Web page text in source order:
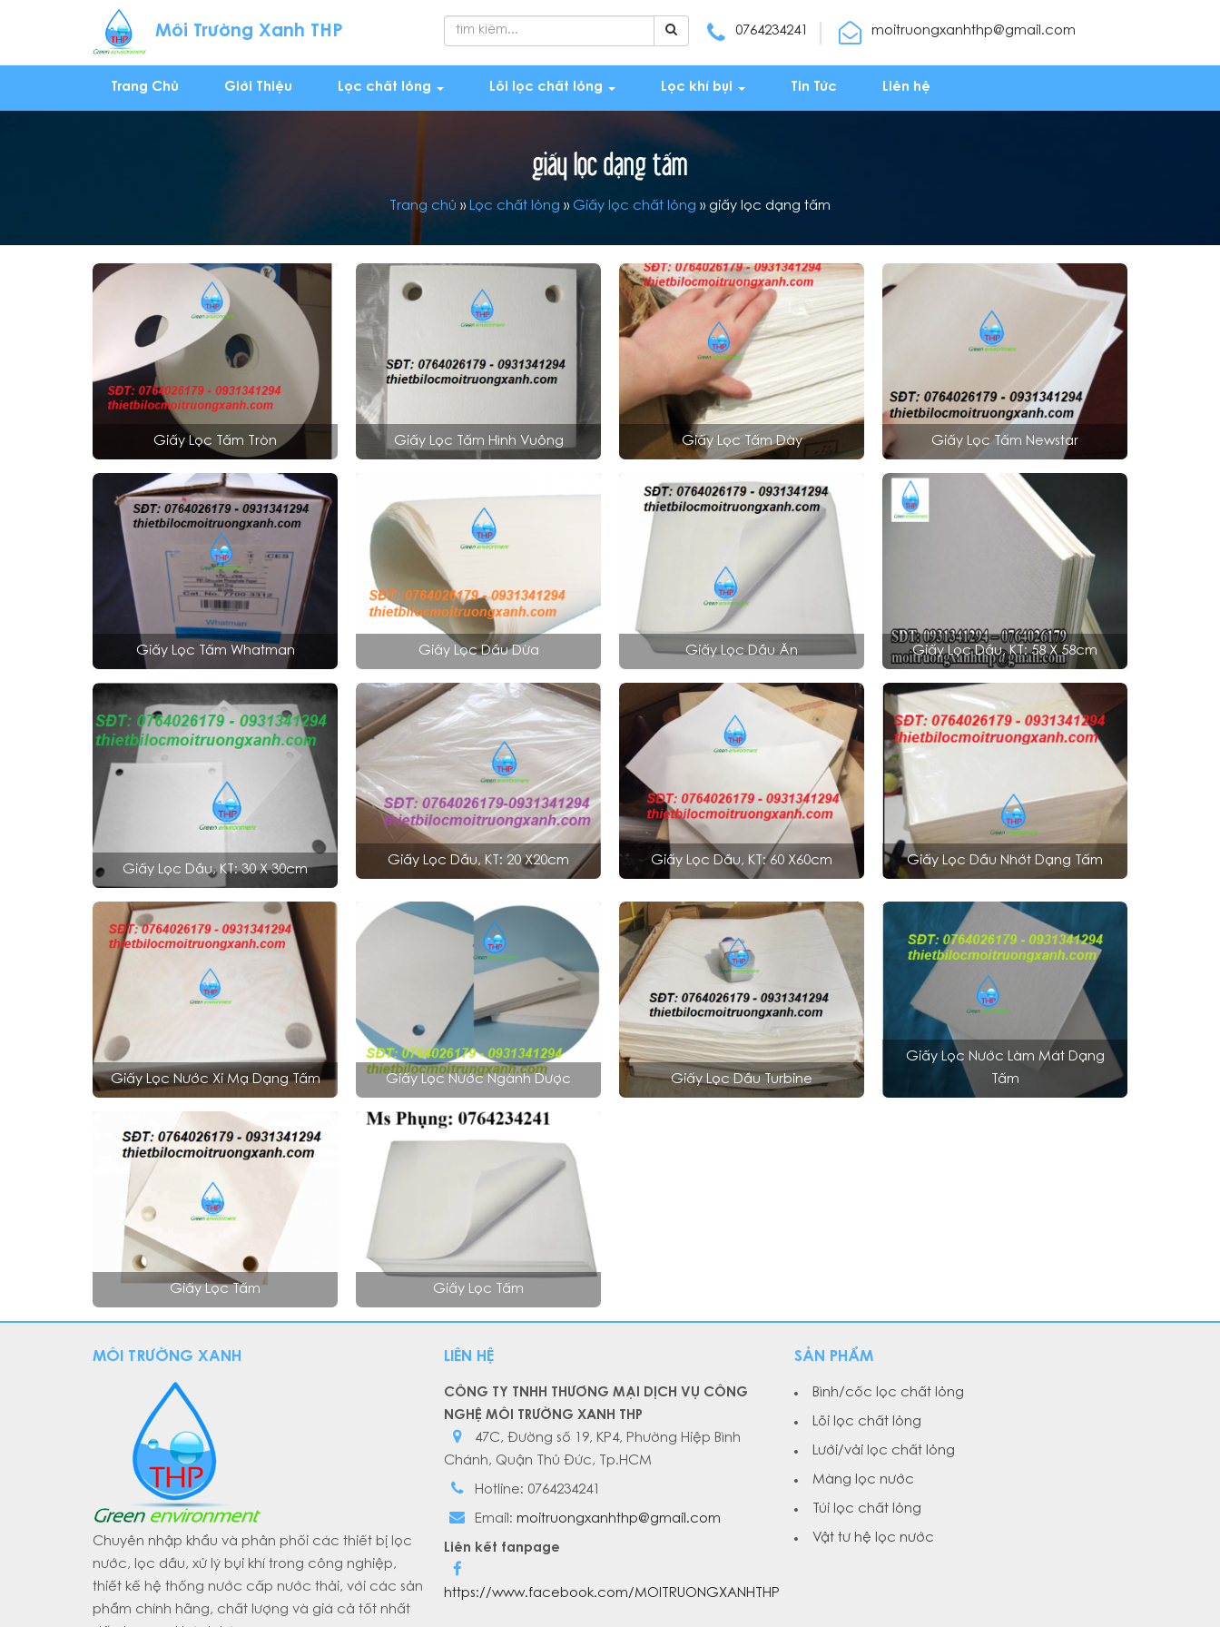
Môi Trường Xanh THP 0764234241 moitruongxanhthp@gmail.com
Trang Chủ Giới Thiệu Lọc chất lỏng Lõi lọc chất lỏng Lọc khí bụi Tin Tức Liên hệ
giấy lọc dạng tấm
Trang chủ » Lọc chất lỏng » Giấy lọc chất lỏng » giấy lọc dạng tấm
Giấy Lọc Tấm Tròn Giấy Lọc Tấm Hình Vuông Giấy Lọc Tấm Dày Giấy Lọc Tấm Newstar
Giấy Lọc Tấm Whatman Giấy Lọc Dầu Dừa Giấy Lọc Dầu Ăn Giấy Lọc Dầu, KT: 58 X 58cm
Giấy Lọc Dầu, KT: 30 X 30cm
Giấy Lọc Dầu, KT: 20 X20cm Giấy Lọc Dầu, KT: 60 X60cm Giấy Lọc Dầu Nhớt Dạng Tấm
Giấy Lọc Nước Xi Mạ Dạng Tấm Giấy Lọc Nước Ngành Dược Giấy Lọc Dầu Turbine
Giấy Lọc Nước Làm Mát Dạng
Tấm
Giấy Lọc Tấm Giấy Lọc Tấm
MÔI TRƯỜNG XANH
Chuyên nhập khẩu và phân phối các thiết bị lọc
nước, lọc dầu, xử lý bụi khí trong công nghiệp,
thiết kế hệ thống nước cấp nước thải, với các sản
phẩm chính hãng, chất lượng và giá cả tốt nhất
LIÊN HỆ
CÔNG TY TNHH THƯƠNG MẠI DỊCH VỤ CÔNG
NGHỆ MÔI TRƯỜNG XANH THP
47C, Đường số 19, KP4, Phường Hiệp Bình
Chánh, Quận Thủ Đức, Tp.HCM
Hotline: 0764234241
Email: moitruongxanhthp@gmail.com
Liên kết fanpage
https://www.facebook.com/MOITRUONGXANHTHP
SẢN PHẨM
Bình/cốc lọc chất lỏng
Lõi lọc chất lỏng
Lưới/vải lọc chất lỏng
Màng lọc nước
Túi lọc chất lỏng
Vật tư hệ lọc nước